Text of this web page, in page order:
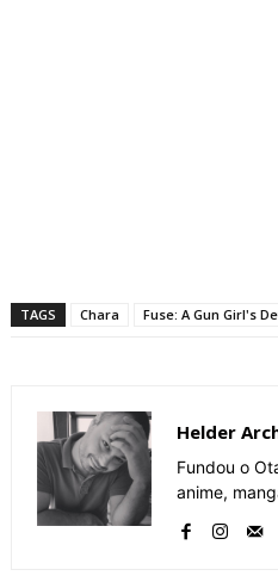
TAGS Chara Fuse: A Gun Girl's
Helder
Fundou o
anime,